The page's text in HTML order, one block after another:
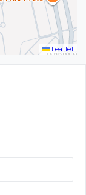
Leaflet